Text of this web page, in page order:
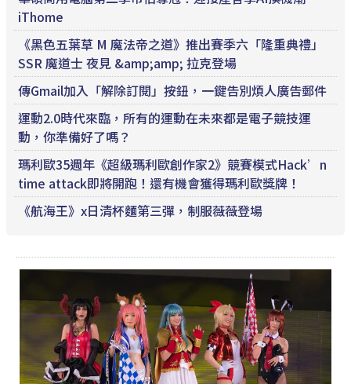
iThome
《黑色五葉草 M 魔法帝之道》推出賽季六「隆重典禮」
SSR 魔道士 夜見 &amp;amp; 拉克登場
傳Gmail加入「解除訂閱」按鈕，一鍵告別煩人廣告郵件
運動2.0時代來臨，所有的運動在未來都是電子競技運
動，你準備好了嗎？
瑪利歐35週年《超級瑪利歐創作家2》競賽模式Hack’n
time attack即將開跑！還有機會獲得瑪利歐獎牌！
《航海王》x日清杯麵第三彈，制服薇薇登場